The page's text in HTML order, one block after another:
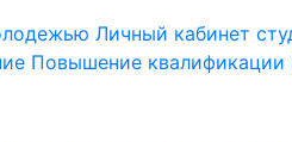
Личный кабинет
Повышение квалификации